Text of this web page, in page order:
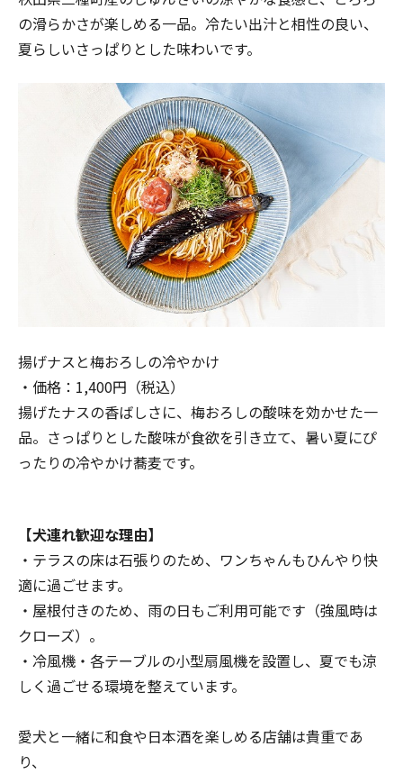
の滑らかさが楽しめる一品。冷たい出汁と相性の良い、
夏らしいさっぱりとした味わいです。
揚げナスと梅おろしの冷やかけ
・価格：1,400円（税込）
揚げたナスの香ばしさに、梅おろしの酸味を効かせた一
品。さっぱりとした酸味が食欲を引き立て、暑い夏にぴ
ったりの冷やかけ蕎麦です。
【犬連れ歓迎な理由】
・テラスの床は石張りのため、ワンちゃんもひんやり快
適に過ごせます。
・屋根付きのため、雨の日もご利用可能です（強風時は
クローズ）。
・冷風機・各テーブルの小型扇風機を設置し、夏でも涼
しく過ごせる環境を整えています。
愛犬と一緒に和食や日本酒を楽しめる店舗は貴重であ
り、